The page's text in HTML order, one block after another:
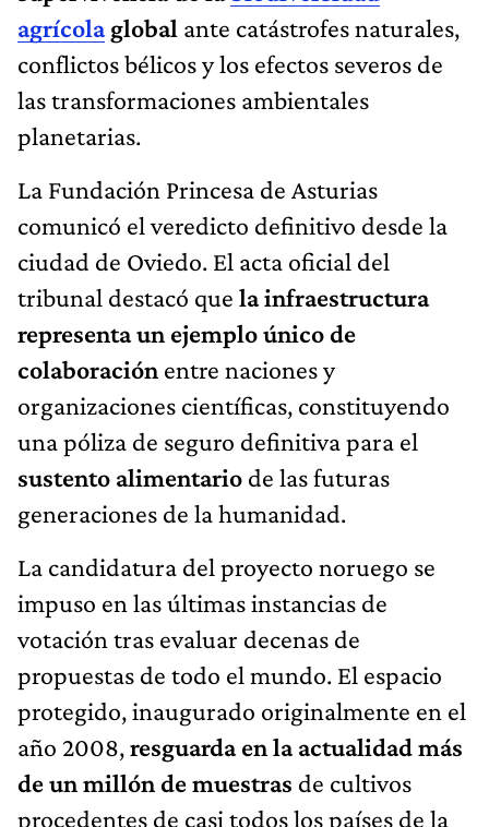
agrícolaglobal ante catástrofes naturales,
conflictos bélicos y los efectos severos de
las transformaciones ambientales
planetarias.
La Fundación Princesa de Asturias
comunicó el veredicto definitivo desde la
ciudad de Oviedo. El acta oficial del
tribunal destacó que la infraestructura
representa un ejemplo único de
colaboración entre naciones y
organizaciones científicas, constituyendo
una póliza de seguro definitiva para el
sustento alimentario de las futuras
generaciones de la humanidad.
La candidatura del proyecto noruego se
impuso en las últimas instancias de
votación tras evaluar decenas de
propuestas de todo el mundo. El espacio
protegido, inaugurado originalmente en el
año 2008,resguarda en la actualidad más
de un millón de muestras de cultivos
procedentes de casi todos los países de la